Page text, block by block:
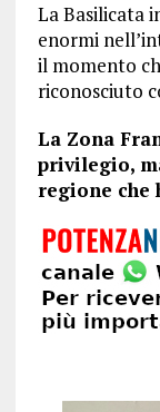
La Basilicata
enormi
il momento
riconosciuto
La Zona
privilegio,
regione che